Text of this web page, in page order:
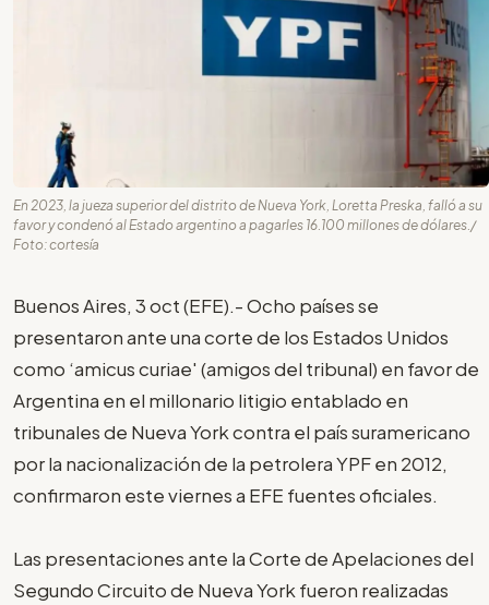
En 2023, la jueza superior del distrito de Nueva York, Loretta Preska, falló a su
favor y condenó al Estado argentino a pagarles 16.100 millones de dólares./
Foto: cortesía
Buenos Aires, 3 oct (EFE).- Ocho países se
presentaron ante una corte de los Estados Unidos
como ‘amicus curiae' (amigos del tribunal) en favor de
Argentina en el millonario litigio entablado en
tribunales de Nueva York contra el país suramericano
por la nacionalización de la petrolera YPF en 2012,
confirmaron este viernes a EFE fuentes oficiales.
Las presentaciones ante la Corte de Apelaciones del
Segundo Circuito de Nueva York fueron realizadas